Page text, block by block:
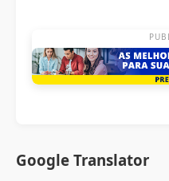
Google Translator